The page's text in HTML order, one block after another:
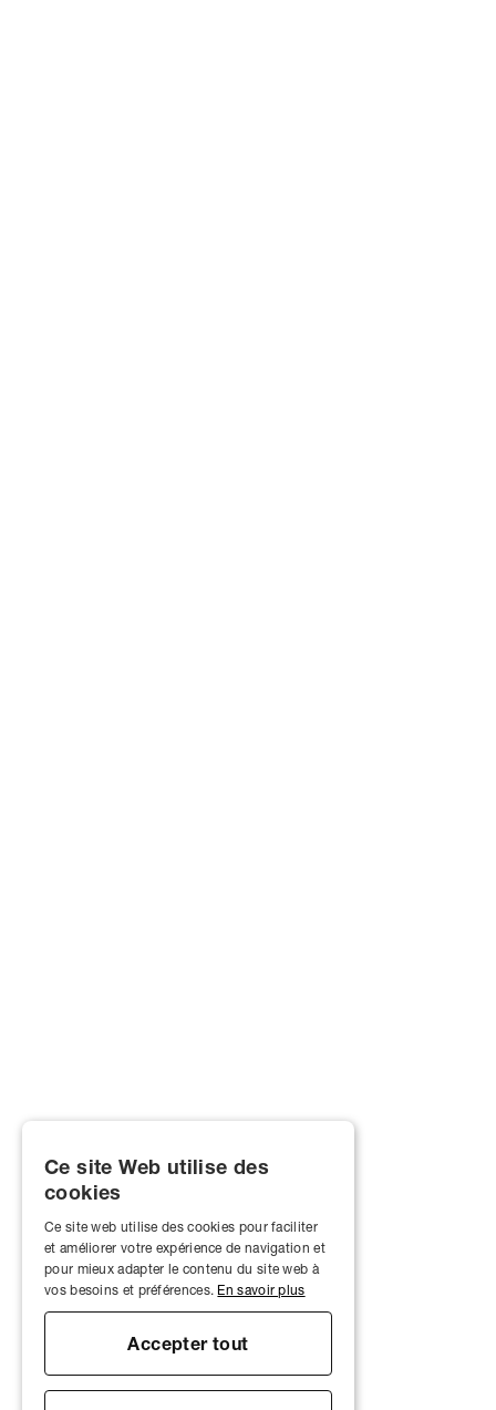
Ce site Web utilise des
cookies
Ce site web utilise des cookies pour faciliter
et améliorer votre expérience de navigation et
pour mieux adapter le contenu du site web à
vos besoins et préférences. En savoir plus
Accepter tout